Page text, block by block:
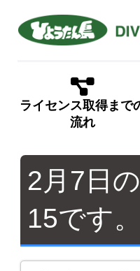
ライセンス取得まで
流れ
2月7日
15です。